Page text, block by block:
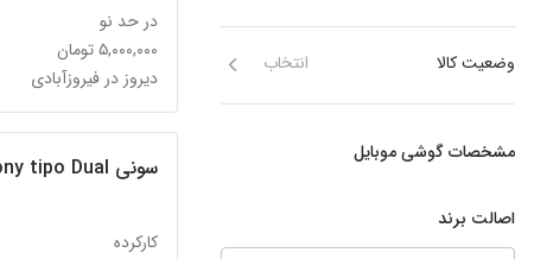
وضعیت کالا انتخاب
مشخصات گوشی موبایل
اصالت برند
در حد نو
۵,۰۰۰,۰۰۰ تومان
دیروز در فیروزآبادی
سونی Sony tipo Dual
کارکرده